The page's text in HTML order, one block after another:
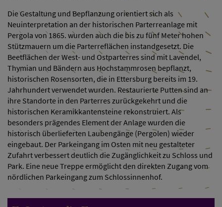
Die Gestaltung und Bepflanzung orientiert sich als
Neuinterpretation an der historischen Parterreanlage mit
Pergola von 1865. wurden auch die bis zu fünf Meter hohen
Stützmauern um die Parterreflächen instandgesetzt. Die
Beetflächen der West- und Ostparterres sind mit Lavendel,
Thymian und Bändern aus Hochstammrosen bepflanzt,
historischen Rosensorten, die in Ettersburg bereits im 19.
Jahrhundert verwendet wurden. Restaurierte Putten sind an
ihre Standorte in den Parterres zurückgekehrt und die
historischen Keramikkantensteine rekonstruiert. Als
besonders prägendes Element der Anlage wurden die
historisch überlieferten Laubengänge (Pergolen) wieder
eingebaut. Der Parkeingang im Osten mit neu gestalteter
Zufahrt verbessert deutlich die Zugänglichkeit zu Schloss und
Park. Eine neue Treppe ermöglicht den direkten Zugang vom
nördlichen Parkeingang zum Schlossinnenhof.